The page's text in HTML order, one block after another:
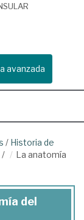
avanzada
/ Historia de
/
La anatomía
del